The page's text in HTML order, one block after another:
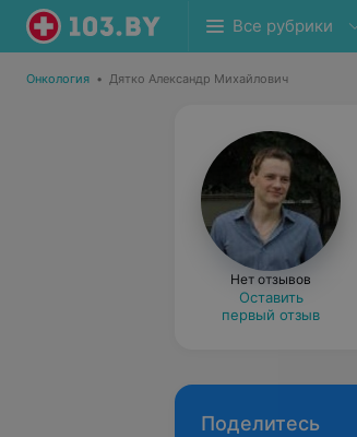
Все рубрики
Онкология • Дятко Александр Михайлович
Нет отзывов
Оставить
первый отзыв
Поделитесь